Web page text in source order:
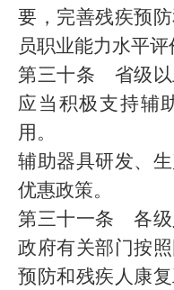
要，完善残疾预
员职业能力水平评
第三十条 省级以
应当积极支持辅
用。
辅助器具研发、
优惠政策。
第三十一条 各级
政府有关部门按
预防和残疾人康